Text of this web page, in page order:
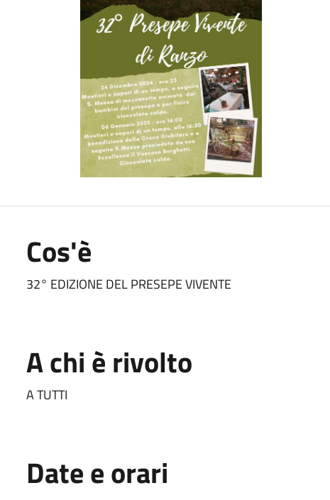
Cos'è
32° EDIZIONE DEL PRESEPE VIVENTE
A chi è rivolto
A TUTTI
Date e orari